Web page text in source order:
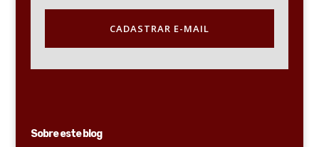
CADASTRAR E-MAIL
Sobre este blog